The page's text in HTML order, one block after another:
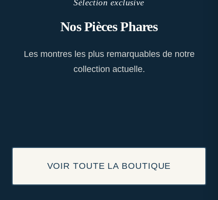
Sélection exclusive
Nos Pièces Phares
Les montres les plus remarquables de notre
collection actuelle.
VOIR TOUTE LA BOUTIQUE